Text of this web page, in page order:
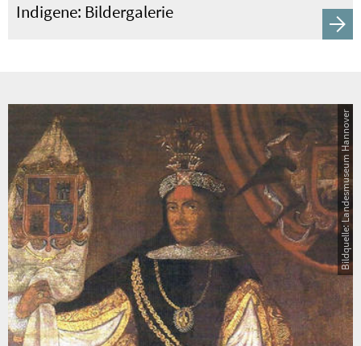
Indigene: Bildergalerie
Bildquelle: Landesmuseum Hannover